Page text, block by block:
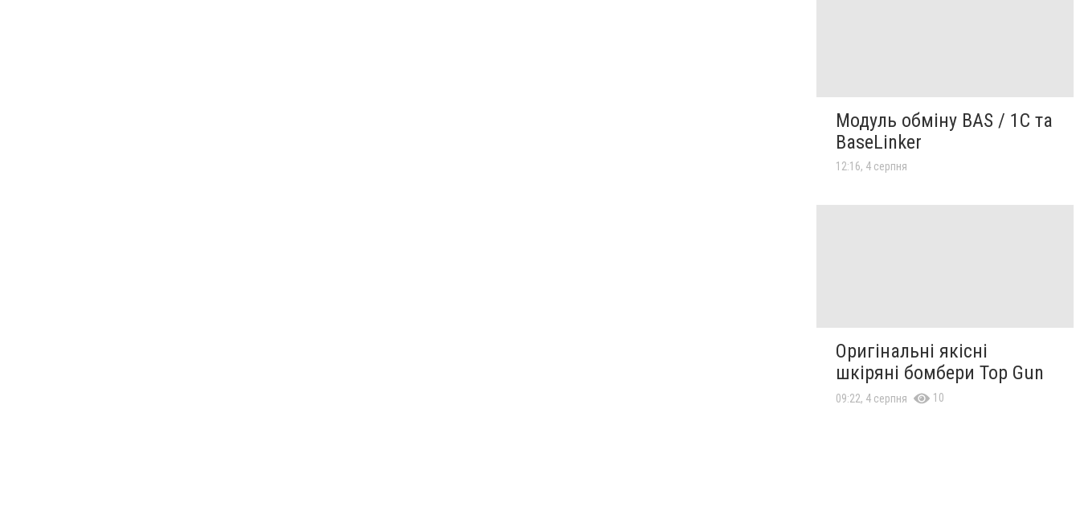
Модуль обміну BAS / 1C та
BaseLinker
12:16, 4 серпня
Оригінальні якісні
шкіряні бомбери Top Gun
09:22, 4 серпня 10